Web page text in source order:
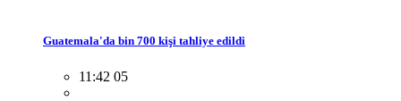
Guatemala'da bin 700 kişi tahliye edildi
11:42 05